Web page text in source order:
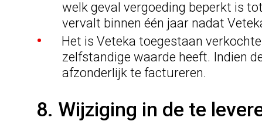
welk geval vergoeding beperkt is
vervalt binnen één jaar nadat
Het is Veteka toegestaan
zelfstandige waarde heeft. Indien
afzonderlijk te factureren.
8. Wijziging in de te